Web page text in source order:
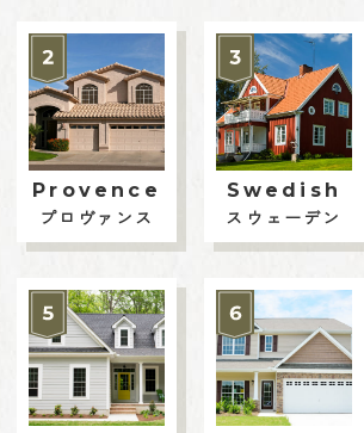
Provence
プロヴァンス
Swedish
スウェーデン